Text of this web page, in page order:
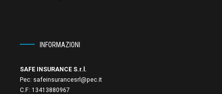
INFORMAZIONI
SAFE INSURANCE S.r.l.
Pec: safeinsurancesrl@pec.it
C.F: 13413880967